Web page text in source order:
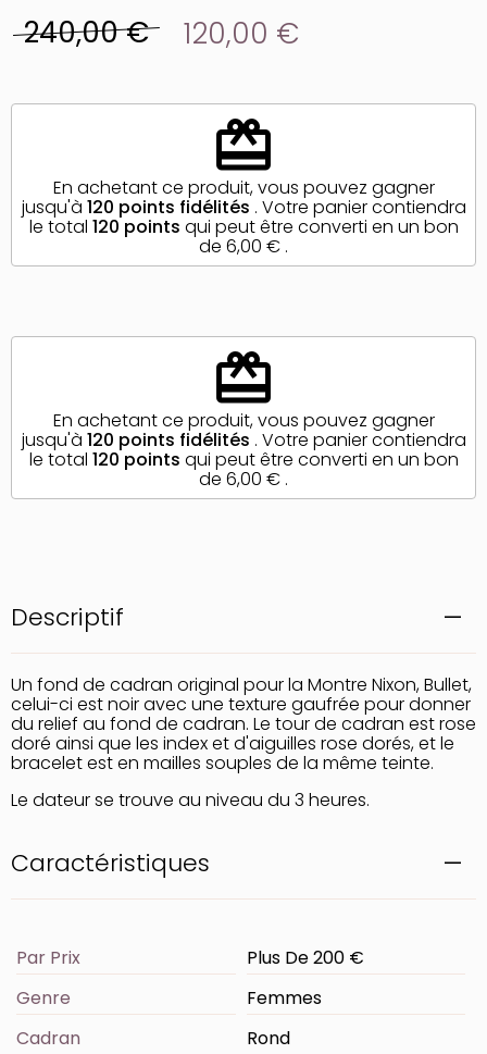
Descriptif
Un fond de cadran original pour la Montre Nixon, Bullet,
celui-ci est noir avec une texture gaufrée pour donner
du relief au fond de cadran. Le tour de cadran est rose
doré ainsi que les index et d'aiguilles rose dorés, et le
bracelet est en mailles souples de la même teinte.
Le dateur se trouve au niveau du 3 heures.
Caractéristiques
Par Prix
Plus De 200 €
Genre
Femmes
Cadran
Rond
240,00 € 120,00 €
redeem
En achetant ce produit, vous pouvez gagner
jusqu'à 120 points fidélités . Votre panier contiendra
le total 120 points qui peut être converti en un bon
de 6,00 € .
redeem
En achetant ce produit, vous pouvez gagner
jusqu'à 120 points fidélités . Votre panier contiendra
le total 120 points qui peut être converti en un bon
de 6,00 € .